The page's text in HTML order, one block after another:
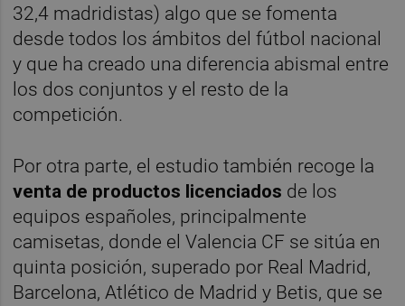
32,4 madridistas) algo que se fomenta
desde todos los ámbitos del fútbol nacional
y que ha creado una diferencia abismal entre
los dos conjuntos y el resto de la
competición.
Por otra parte, el estudio también recoge la
venta de productos licenciados de los
equipos españoles, principalmente
camisetas, donde el Valencia CF se sitúa en
quinta posición, superado por Real Madrid,
Barcelona, Atlético de Madrid y Betis, que se